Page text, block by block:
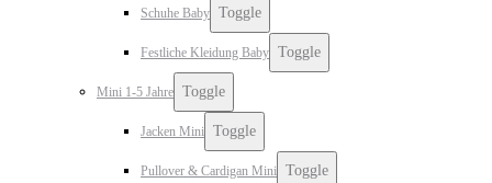
Schuhe Baby Toggle
Festliche Kleidung Baby Toggle
Mini 1-5 Jahre Toggle
Jacken Mini Toggle
Pullover & Cardigan Mini Toggle